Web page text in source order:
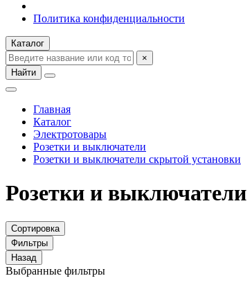
Политика конфиденциальности
Каталог
×
Найти
Главная
Каталог
Электротовары
Розетки и выключатели
Розетки и выключатели скрытой установки
Розетки и
Сортировка
Фильтры
Назад
Выбранные фильтры